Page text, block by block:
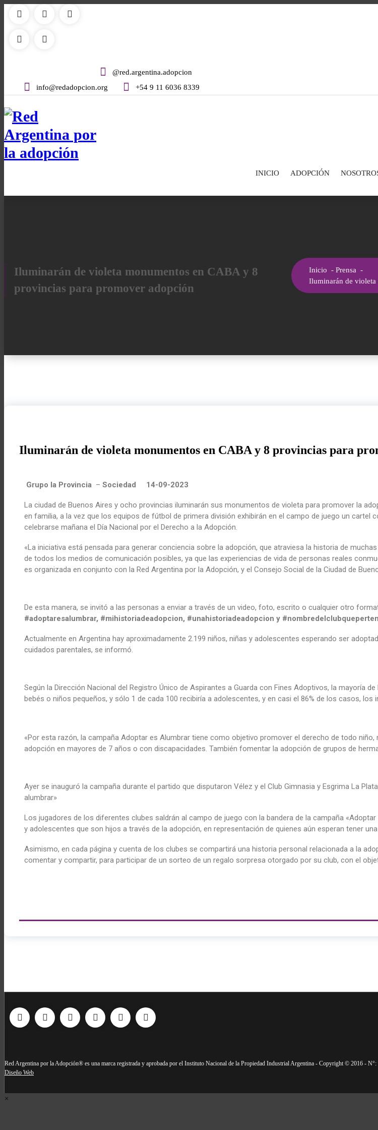
@red.argentina.adopcion
info@redadopcion.org
+54 9 11 6036 8339
INICIO ADOPCIÓN
Iluminarán de violeta monumentos en CABA y 8
provincias para promover adopción
Inicio - Prensa -
Iluminarán de
Iluminarán de violeta monumentos en CABA y 8 provincias para
Grupo la Provincia – Sociedad 14-09-2023
La ciudad de Buenos Aires y ocho provincias iluminarán sus monumentos de violeta para promover la
en familia, a la vez que los equipos de fútbol de primera división exhibirán en el campo de juego un cartel
celebrarse mañana el Día Nacional por el Derecho a la Adopción.
«La iniciativa está pensada para generar conciencia sobre la adopción, que atraviesa la historia de
de todos los medios de comunicación posibles, ya que las experiencias de vida de personas reales
es organizada en conjunto con la Red Argentina por la Adopción, y el Consejo Social de la Ciudad de
De esta manera, se invitó a las personas a enviar a través de un video, foto, escrito o cualquier otro
#adoptaresalumbrar, #mihistoriadeadopcion, #unahistoriadeadopcion y
Actualmente en Argentina hay aproximadamente 2.199 niños, niñas y adolescentes esperando ser
cuidados parentales, se informó.
Según la Dirección Nacional del Registro Único de Aspirantes a Guarda con Fines Adoptivos, la mayoría
bebés o niños pequeños, y sólo 1 de cada 100 recibiría a adolescentes, y en casi el 86% de los casos, los
«Por esta razón, la campaña Adoptar es Alumbrar tiene como objetivo promover el derecho de todo
adopción en mayores de 7 años o con discapacidades. También fomentar la adopción de grupos de
Ayer se inauguró la campaña durante el partido que disputaron Vélez y el Club Gimnasia y Esgrima La
alumbrar»
Los jugadores de los diferentes clubes saldrán al campo de juego con la bandera de la campaña
y adolescentes que son hijos a través de la adopción, en representación de quienes aún esperan tener
Asimismo, en cada página y cuenta de los clubes se compartirá una historia personal relacionada a la
comentar y compartir, para participar de un sorteo de un regalo sorpresa otorgado por su club, con el
Red Argentina por la Adopción® es una marca registrada y aprobada por el Instituto Nacional de la Propiedad Industrial Argentina - Copyright © 2016 -
Diseño Web
×